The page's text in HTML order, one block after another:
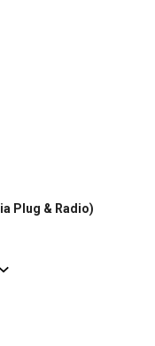
Plug & Radio)